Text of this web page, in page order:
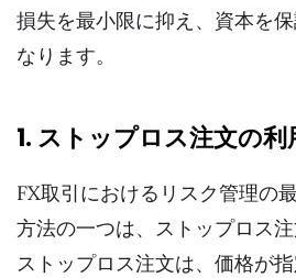
損失を最小限に抑え、資本を
なります。
1. ストップロス注文の利
FX取引におけるリスク管理の
方法の一つは、ストップロス注
ストップロス注文は、価格が